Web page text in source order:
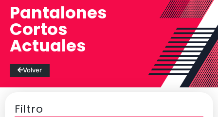
Pantalones
Cortos
Actuales
Volver
Filtro